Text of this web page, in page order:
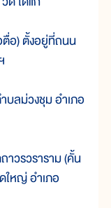
ตั้งอยู่ที่ถนน
วงชุม อำเภอ
วรวราราม (คั้น
ใหญ่ อำเภอ